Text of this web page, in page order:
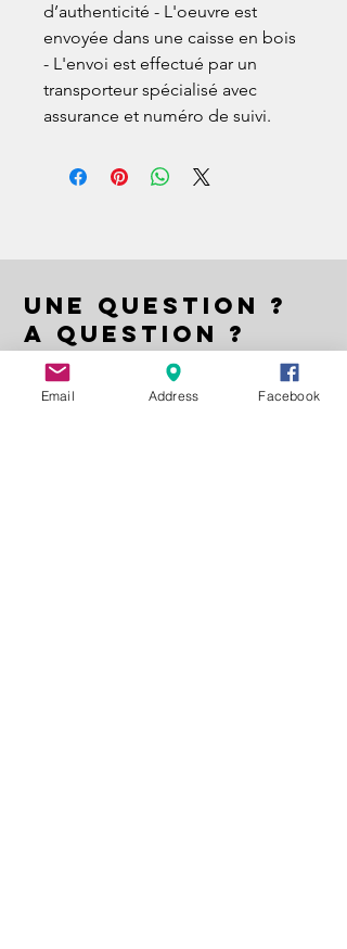
d’authenticité - L'oeuvre est
envoyée dans une caisse en bois
- L'envoi est effectué par un
transporteur spécialisé avec
assurance et numéro de suivi.
UNE QUESTION ?
A QUESTION ?
EIN FRAGE ?
Email Address Facebook